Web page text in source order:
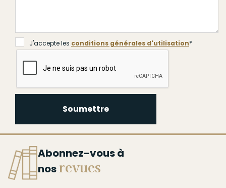
J'accepte les conditions générales d'utilisation*
Soumettre
Abonnez-vous à
nosrevues